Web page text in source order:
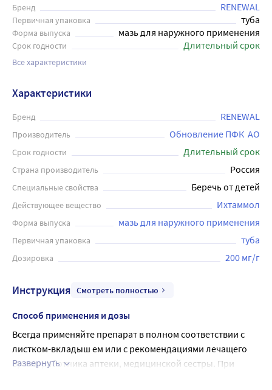
Бренд RENEWAL
Первичная упаковка туба
Форма выпуска мазь для наружного применения
Срок годности Длительный срок
Все характеристики
Характеристики
Бренд RENEWAL
Производитель Обновление ПФК  АО
Срок годности Длительный срок
Страна производитель Россия
Специальные свойства Беречь от детей
Действующее вещество Ихтаммол
Форма выпуска мазь для наружного применения
Первичная упаковка туба
Дозировка 200 мг/г
Инструкция Смотреть полностью
Способ применения и дозы
Всегда применяйте препарат в полном соответствии с
листком-вкладыш ем или с рекомендациями лечащего
врача, работника аптеки, медицинской сестры. При
Развернуть